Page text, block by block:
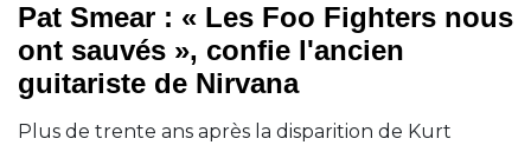
Pat Smear : « Les Foo Fighters nous
ont sauvés », confie l'ancien
guitariste de Nirvana
Plus de trente ans après la disparition de Kurt